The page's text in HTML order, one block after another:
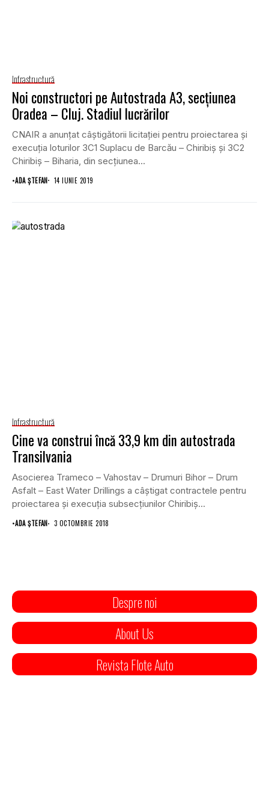
Infrastructură
Noi constructori pe Autostrada A3, secţiunea
Oradea – Cluj. Stadiul lucrărilor
CNAIR a anunţat câştigătorii licitaţiei pentru proiectarea şi
execuţia loturilor 3C1 Suplacu de Barcău – Chiribiş şi 3C2
Chiribiş – Biharia, din secţiunea...
•ADA ȘTEFAN 14 IUNIE 2019
Infrastructură
Cine va construi încă 33,9 km din autostrada
Transilvania
Asocierea Trameco – Vahostav – Drumuri Bihor – Drum
Asfalt – East Water Drillings a câştigat contractele pentru
proiectarea şi execuţia subsecţiunilor Chiribiş...
•ADA ȘTEFAN 3 OCTOMBRIE 2018
Despre noi
About Us
Revista Flote Auto